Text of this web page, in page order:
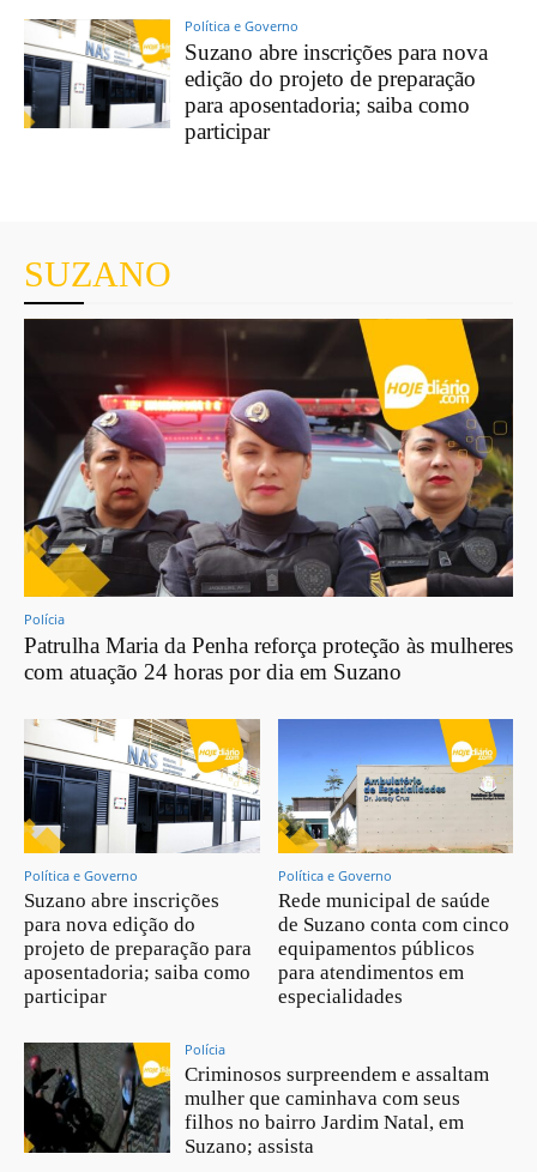
Política e Governo
Suzano abre inscrições para nova
edição do projeto de preparação
para aposentadoria; saiba como
participar
SUZANO
Polícia
Patrulha Maria da Penha reforça proteção às mulheres
com atuação 24 horas por dia em Suzano
Política e Governo
Suzano abre inscrições
para nova edição do
projeto de preparação para
aposentadoria; saiba como
participar
Política e Governo
Rede municipal de saúde
de Suzano conta com cinco
equipamentos públicos
para atendimentos em
especialidades
Polícia
Criminosos surpreendem e assaltam
mulher que caminhava com seus
filhos no bairro Jardim Natal, em
Suzano; assista